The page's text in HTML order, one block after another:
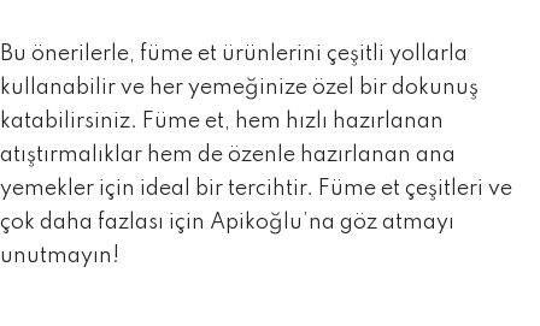
Bu önerilerle, füme et ürünlerini çeşitli yollarla
kullanabilir ve her yemeğinize özel bir dokunuş
katabilirsiniz. Füme et, hem hızlı hazırlanan
atıştırmalıklar hem de özenle hazırlanan ana
yemekler için ideal bir tercihtir. Füme et çeşitleri ve
çok daha fazlası için Apikoğlu’na göz atmayı
unutmayın!